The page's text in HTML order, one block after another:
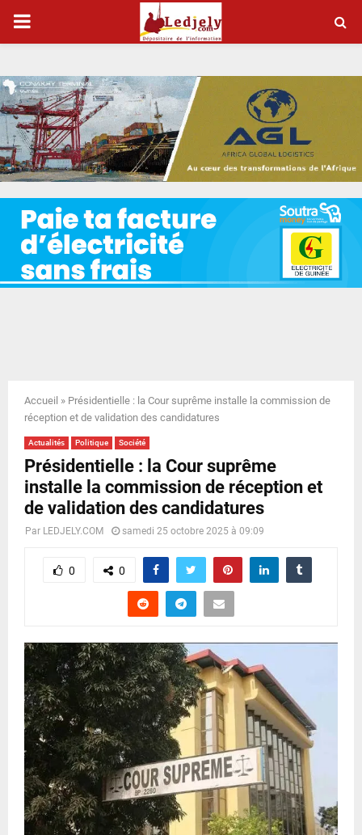
P
I
M
A
R
Y
N
U
Accueil » Présidentielle : la Cour suprême installe la commission de
réception et de validation des candidatures
Actualités Politique Société
Présidentielle : la Cour suprême
installe la commission de réception et
de validation des candidatures
Par LEDJELY.COM samedi 25 octobre 2025 à 09:09
0 0